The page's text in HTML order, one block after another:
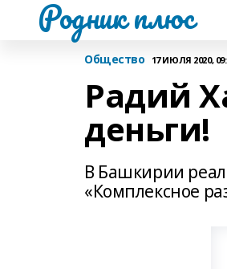
Родник плюс
Общество 17 ИЮЛЯ 2020,
Радий
деньги!
В Башкирии
«Комплексное